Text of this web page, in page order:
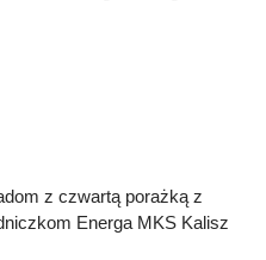
z czwartą porażką z
Energa MKS Kalisz